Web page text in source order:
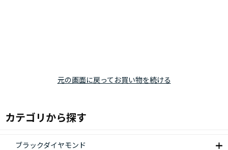
元の画面に戻ってお買い物を続ける
カテゴリから探す
ブラックダイヤモンド